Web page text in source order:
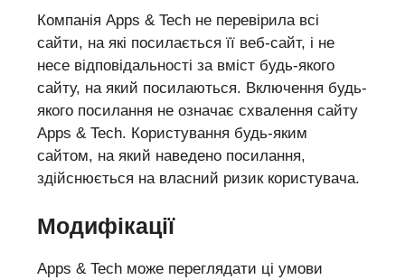
Компанія Apps & Tech не перевірила всі
сайти, на які посилається її веб-сайт, і не
несе відповідальності за вміст будь-якого
сайту, на який посилаються. Включення будь-
якого посилання не означає схвалення сайту
Apps & Tech. Користування будь-яким
сайтом, на який наведено посилання,
здійснюється на власний ризик користувача.
Модифікації
Apps & Tech може переглядати ці умови